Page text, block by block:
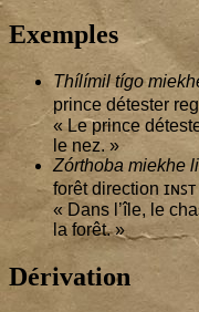
Exemples
Thílí­mil tígo
prince détes­ter
« Le prince
le nez. »
Zór­tho­ba mie­khe
forêt direc­tion
« Dans l’île, le
la forêt. »
Dérivation